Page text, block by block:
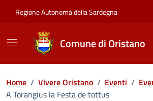
Regione Autonoma della Sardegna
Comune di Oristano
Home / Vivere Oristano / Eventi /
A Torangius la Festa de tottus